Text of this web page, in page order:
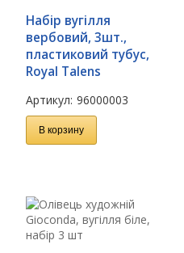
Набір вугілля
вербовий, 3шт.,
пластиковий тубус,
Royal Talens
Артикул: 96000003
В корзину